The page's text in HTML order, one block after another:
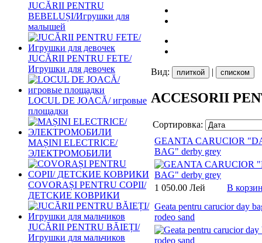
Вид: плиткой | списком
ACCESORII
Сортировка:
GEANTA CARUCIOR
BAG" derby grey
1 050.00 Лей
В
Geata pentru carucior day
rodeo sand
JUCĂRII PENTRU
BEBELUȘI/Игрушки для
малышей
JUCĂRII PENTRU FETE/
Игрушки для девочек
LOCUL DE JOACĂ/ игровые
площадки
MAȘINI ELECTRICE/
ЭЛЕКТРОМОБИЛИ
COVORAȘI PENTRU COPII/
ДЕТСКИЕ КОВРИКИ
JUCĂRII PENTRU BĂIEȚI/
Игрушки для мальчиков